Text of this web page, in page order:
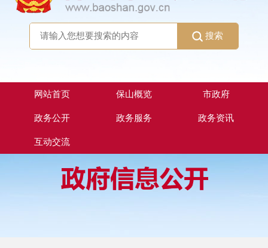
搜索
网站首页 保山概览 市政府
政务公开 政务服务 政务资讯
互动交流